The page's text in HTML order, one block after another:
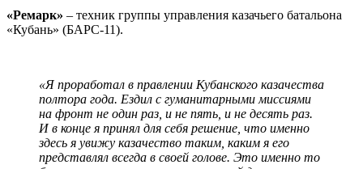
«Ремарк» – техник группы управления казачьего батальона
«Кубань» (БАРС-11).
«Я проработал в правлении Кубанского казачества
полтора года. Ездил с гуманитарными миссиями
на фронт не один раз, и не пять, и не десять раз.
И в конце я принял для себя решение, что именно
здесь я увижу казачество таким, каким я его
представлял всегда в своей голове. Это именно то